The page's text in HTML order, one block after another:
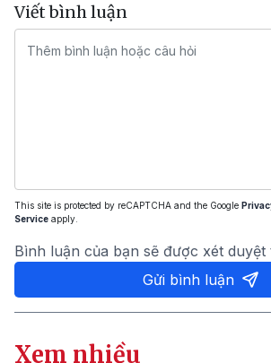
Viết bình luận
This site is protected by reCAPTCHA and the Google
Service apply.
Bình luận của bạn sẽ được xét
Gửi bình luận
Xem nhiều